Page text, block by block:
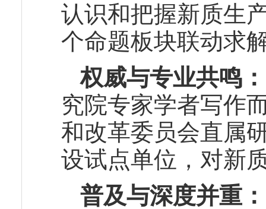
认识和把握新质生
个命题板块联动求
权威与专业共鸣：
究院专家学者写作
和改革委员会直属
设试点单位，对新
普及与深度并重：